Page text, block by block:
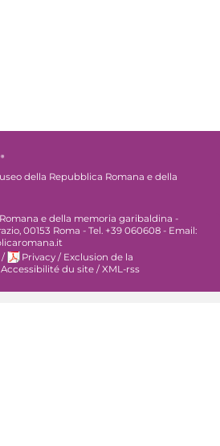
della Repubblica Romana e della
e della memoria garibaldina -
00153 Roma - Tel. +39 060608 - Email:
/ Privacy / Exclusion de la
Accessibilité du site / XML-rss